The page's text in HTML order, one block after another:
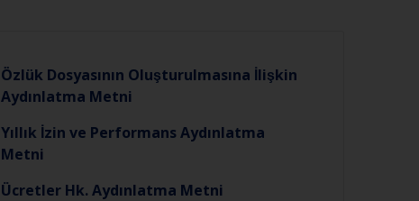
Özlük Dosyasının Oluşturulmasına İlişkin
Aydınlatma Metni
Yıllık İzin ve Performans Aydınlatma
Metni
Ücretler Hk. Aydınlatma Metni